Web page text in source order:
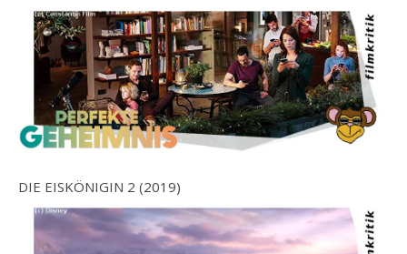
DIE EISKÖNIGIN 2 (2019)